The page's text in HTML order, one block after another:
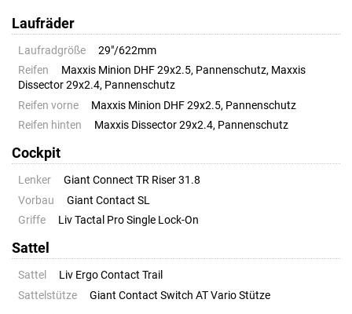
Laufräder
Laufradgröße
29"/622mm
Reifen
Maxxis Minion DHF 29x2.5, Pannenschutz, Maxxis
Dissector 29x2.4, Pannenschutz
Reifen vorne
Maxxis Minion DHF 29x2.5, Pannenschutz
Reifen hinten
Maxxis Dissector 29x2.4, Pannenschutz
Cockpit
Lenker
Giant Connect TR Riser 31.8
Vorbau
Giant Contact SL
Griffe
Liv Tactal Pro Single Lock-On
Sattel
Sattel
Liv Ergo Contact Trail
Sattelstütze
Giant Contact Switch AT Vario Stütze